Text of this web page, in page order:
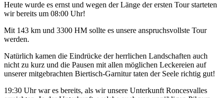
Heute wurde es ernst und wegen der Länge der ersten Tour starteten
wir bereits um 08:00 Uhr!
Mit 143 km und 3300 HM sollte es unsere anspruchsvollste Tour
werden.
Natürlich kamen die Eindrücke der herrlichen Landschaften auch
nicht zu kurz und die Pausen mit allen möglichen Leckereien auf
unserer mitgebrachten Biertisch-Garnitur taten der Seele richtig gut!
19:30 Uhr war es bereits, als wir unsere Unterkunft Roncesvalles